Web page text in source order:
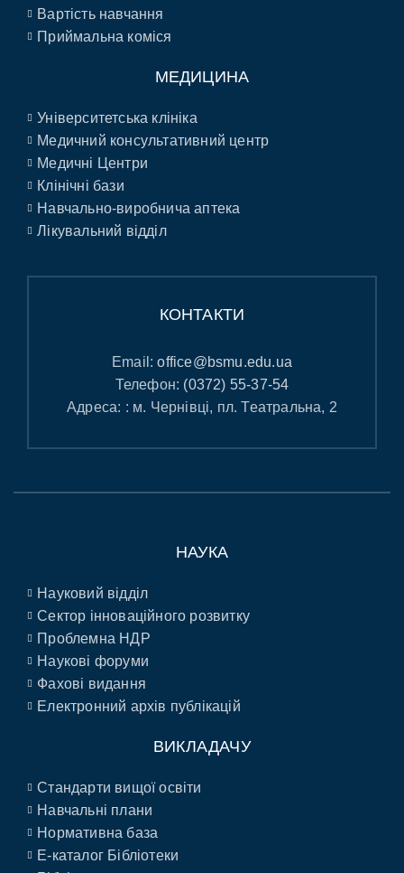
Вартість навчання
Приймальна коміся
МЕДИЦИНА
Університетська клініка
Медичний консультативний центр
Медичні Центри
Клінічні бази
Навчально-виробнича аптека
Лікувальний відділ
КОНТАКТИ
Email:office@bsmu.edu.ua
Телефон: (0372) 55-37-54
Адреса: : м. Чернівці, пл. Театральна, 2
НАУКА
Науковий відділ
Сектор інноваційного розвитку
Проблемна НДР
Наукові форуми
Фахові видання
Електронний архів публікацій
ВИКЛАДАЧУ
Стандарти вищої освіти
Навчальні плани
Нормативна база
E-каталог Бібліотеки